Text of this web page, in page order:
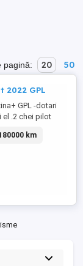
pagină: 20 50
2022 GPL
GPL -dotari
el .2 chei pilot
conf poze
8290euro -
km